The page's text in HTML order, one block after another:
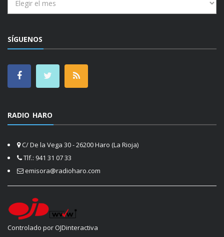
SÍGUENOS
RADIO HARO
C/ De la Vega 30 - 26200 Haro (La Rioja)
Tlf.: 941 31 07 33
emisora@radioharo.com
Controlado por OJDinteractiva